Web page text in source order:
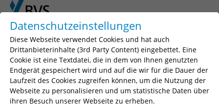
Skip to main content
Skip to page footer
Seminarsuche
Geben Sie einen Suchbegriff, Ihr gewünschtes
Seminar oder eine Seminarnummer ein.
Datenschutzeinstellungen
Diese Webseite verwendet Cookies und hat auch
Drittanbieterinhalte (3rd Party Content) eingebettet. Eine
Cookie ist eine Textdatei, die in dem von Ihnen genutzten
Endgerät gespeichert wird und auf die wir für die Dauer der
Laufzeit des Cookies zugreifen können, um die Nutzung der
Webseite zu personalisieren und um statistische Daten über
ihren Besuch unserer Webseite zu erheben.